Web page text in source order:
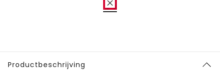
Productbeschrijving